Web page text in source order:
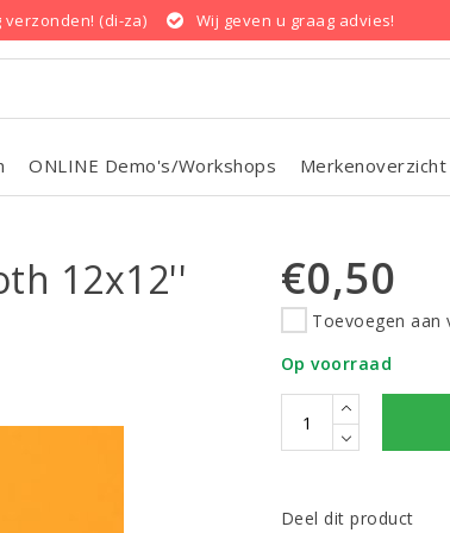
verzonden! (di-za) Wij geven u graag advies!
ONLINE Demo's/Workshops Merkenoverzicht
12x12''
€0,50
Toevoegen aan
Op voorraad
Deel dit product